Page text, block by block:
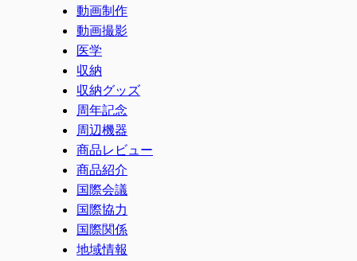
動画制作
動画撮影
医学
収納
収納グッズ
周年記念
周辺機器
商品レビュー
商品紹介
国際会議
国際協力
国際関係
地域情報